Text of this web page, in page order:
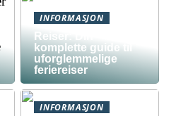
INFORMASJON
Reiser: Din
komplette guide til
uforglemmelige
feriereiser
INFORMASJON